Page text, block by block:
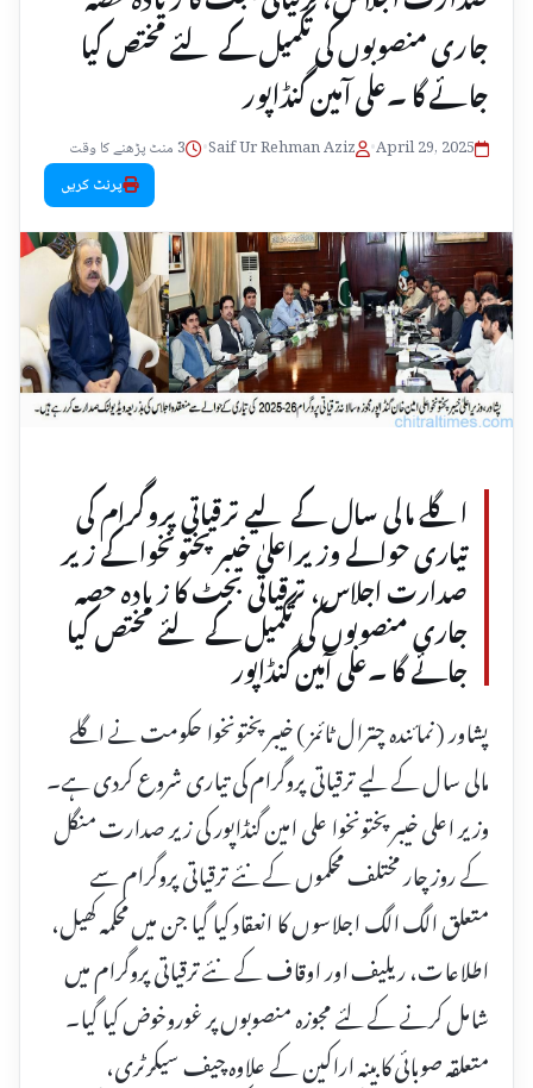
جاری منصوبوں کی تکمیل کے لئے مختص کیا
جائے گا ۔علی آمین گنڈاپور
April 29, 2025
•
Saif Ur Rehman Aziz
•
3 منٹ پڑھنے کا وقت
پرنٹ کریں
اگلے مالی سال کے لیے ترقیاتی پروگرام کی
تیاری حوالے وزیراعلیٰ خیبرپختونخوا کے زیر
صدارت اجلاس، ترقیاتی بجٹ کا زیادہ حصہ
جاری منصوبوں کی تکمیل کے لئے مختص کیا
جائے گا ۔علی آمین گنڈاپور
پشاور ( نمائندہ چترال ٹائمز ) خیبر پختونخوا حکومت نے اگلے
مالی سال کے لیے ترقیاتی پروگرام کی تیاری شروع کردی ہے۔
وزیر اعلی خیبر پختونخوا علی امین گنڈاپور کی زیر صدارت منگل
کے روز چار مختلف محکموں کے نئے ترقیاتی پروگرام سے
متعلق الگ الگ اجلاسوں کا انعقاد کیا گیا جن میں محکمہ کھیل،
اطلاعات، ریلیف اور اوقاف کے نئے ترقیاتی پروگرام میں
شامل کرنے کے لئے مجوزہ منصوبوں پر غوروخوض کیا گیا۔
متعلقہ صوبائی کابینہ اراکین کے علاوہ چیف سیکرٹری،